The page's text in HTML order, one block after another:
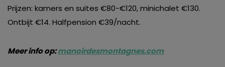
Prijzen: kamers en suites €80-€120, minichalet €130.
Ontbijt €14. Halfpension €39/nacht.
Meer info op:manoirdesmontagnes.com